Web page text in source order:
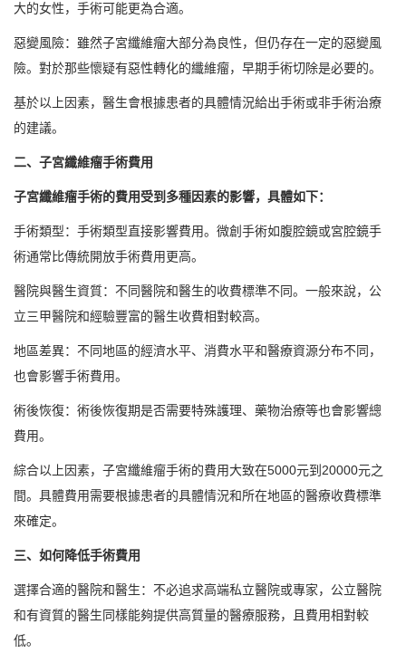
大的女性，手術可能更為合適。
惡變風險：雖然子宮纖維瘤大部分為良性，但仍存在一定的惡變風
險。對於那些懷疑有惡性轉化的纖維瘤，早期手術切除是必要的。
基於以上因素，醫生會根據患者的具體情況給出手術或非手術治療
的建議。
二、子宮纖維瘤手術費用
子宮纖維瘤手術的費用受到多種因素的影響，具體如下：
手術類型：手術類型直接影響費用。微創手術如腹腔鏡或宮腔鏡手
術通常比傳統開放手術費用更高。
醫院與醫生資質：不同醫院和醫生的收費標準不同。一般來說，公
立三甲醫院和經驗豐富的醫生收費相對較高。
地區差異：不同地區的經濟水平、消費水平和醫療資源分布不同，
也會影響手術費用。
術後恢復：術後恢復期是否需要特殊護理、藥物治療等也會影響總
費用。
綜合以上因素，子宮纖維瘤手術的費用大致在5000元到20000元之
間。具體費用需要根據患者的具體情況和所在地區的醫療收費標準
來確定。
三、如何降低手術費用
選擇合適的醫院和醫生：不必追求高端私立醫院或專家，公立醫院
和有資質的醫生同樣能夠提供高質量的醫療服務，且費用相對較
低。